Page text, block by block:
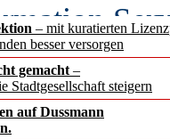
– mit kuratierten
besser versorgen
gemacht –
Stadtgesellschaft steigern
auf Dussmann
in
neu